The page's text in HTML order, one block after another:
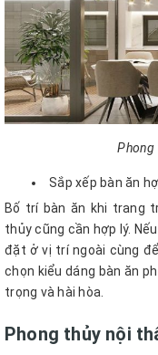
Phong
Sắp xếp bàn ăn
Bố trí bàn ăn khi trang
thủy cũng cần hợp lý.
đặt ở vị trí ngoài cùng
chọn kiểu dáng bàn ăn
trọng và hài hòa.
Phong thủy nội